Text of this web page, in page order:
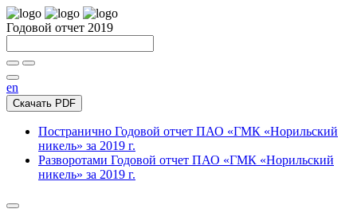
Годовой отчет 2019
en
Скачать PDF
Постранично Годовой отчет ПАО «ГМК «Норильский
никель» за 2019 г.
Разворотами Годовой отчет ПАО «ГМК «Норильский
никель» за 2019 г.